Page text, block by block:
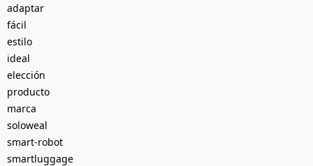
adaptar
fácil
estilo
ideal
elección
producto
marca
soloweal
smart-robot
smartluggage